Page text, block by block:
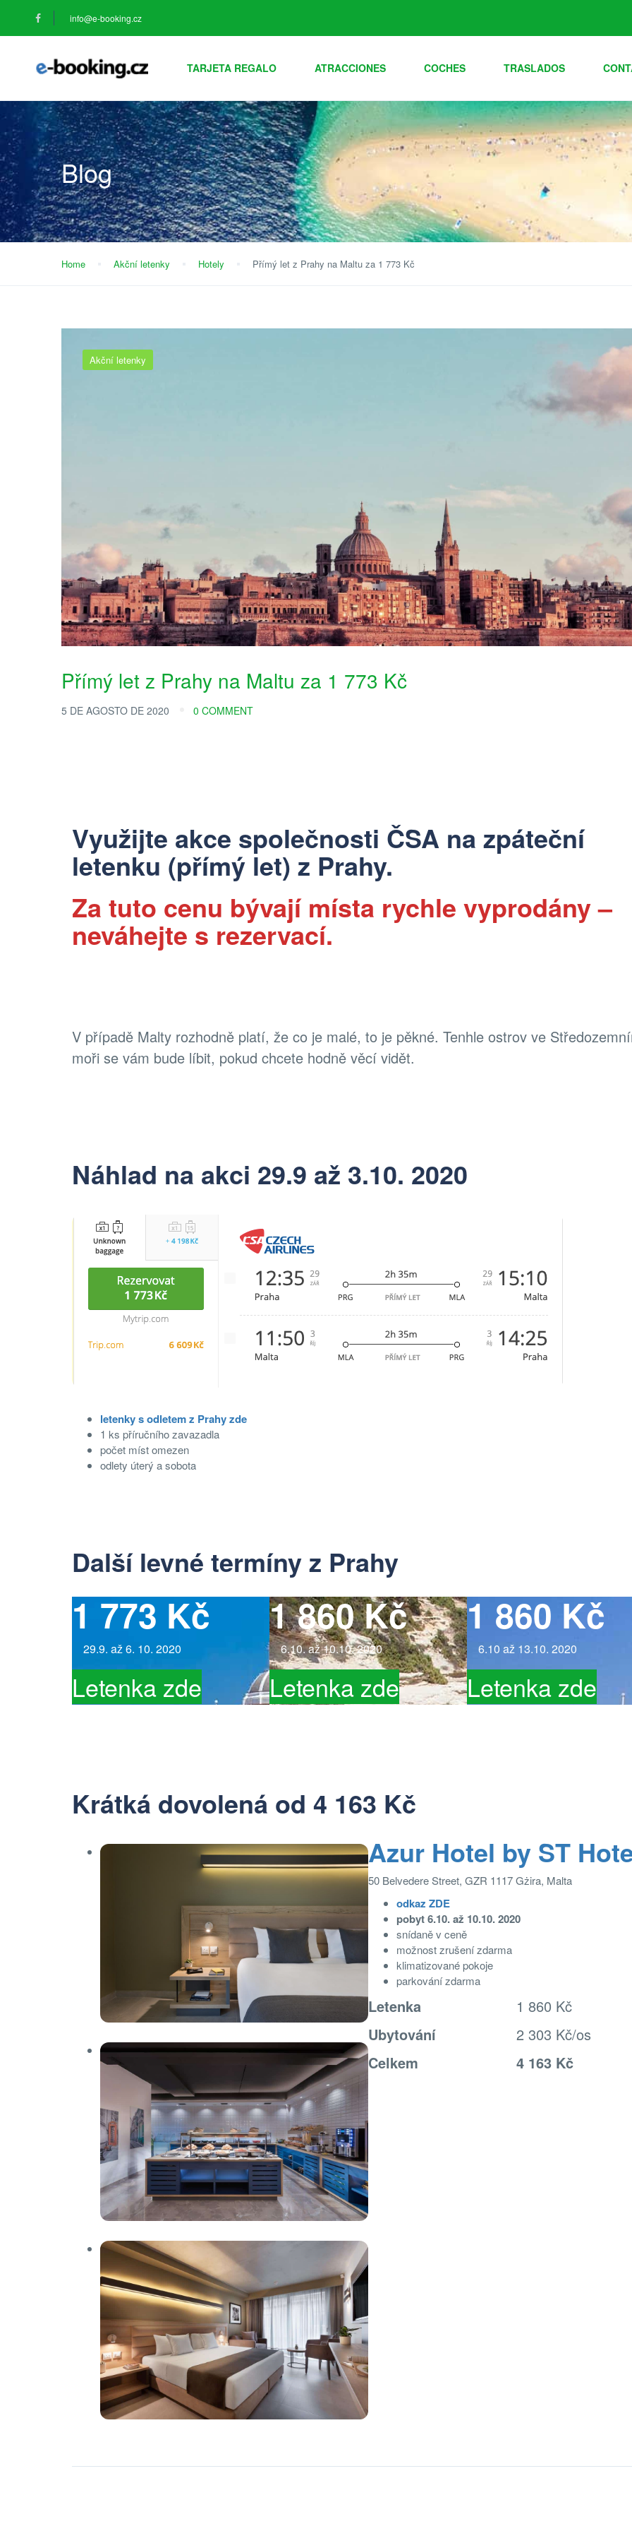
info@e-booking.cz
TARJETA REGALO ATRACCIONES COCHES TRASLADOS
Blog
Home Akční letenky Hotely Přímý let z Prahy na Maltu za 1 773 Kč
Akční letenky
Přímý let z Prahy na Maltu za 1 773 Kč
5 DE AGOSTO DE 2020 0 COMMENT
Využijte akce společnosti ČSA na zpáteční
letenku (přímý let) z Prahy.
Za tuto cenu bývají místa rychle vyprodány –
neváhejte s rezervací.
V případě Malty rozhodně platí, že co je malé, to je pěkné. Tenhle ostrov ve
moři se vám bude líbit, pokud chcete hodně věcí vidět.
Náhlad na akci 29.9 až 3.10. 2020
letenky s odletem z Prahy zde
1 ks příručního zavazadla
počet míst omezen
odlety úterý a sobota
Další levné termíny z Prahy
1 773 Kč
29.9. až 6. 10. 2020
Letenka zde
1 860 Kč
6.10. až 10.10. 2020
Letenka zde
1 860 Kč
6.10 až 13.10. 2020
Letenka zde
Krátká dovolená od 4 163 Kč
Azur Hotel by ST
50 Belvedere Street, GZR 1117 Gżira, Malta
odkaz ZDE
pobyt 6.10. až 10.10. 2020
snídaně v ceně
možnost zrušení zdarma
klimatizované pokoje
parkování zdarma
Letenka
1 860 Kč
Ubytování
2 303 Kč/os
Celkem
4 163 Kč